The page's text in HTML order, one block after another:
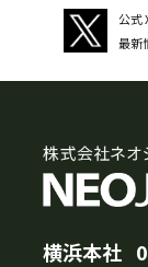
公式
最新
横浜本社